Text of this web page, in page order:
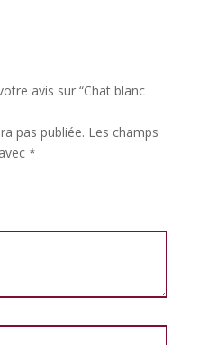
avis sur “Chat blanc
pas publiée. Les champs
*